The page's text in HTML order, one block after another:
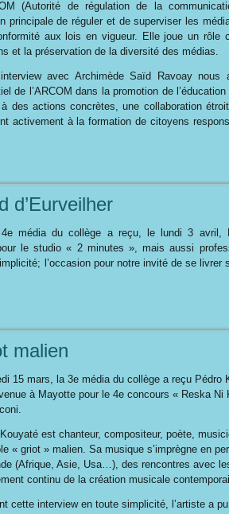
(Autorité de régulation de la
principale de réguler et de superviser les
aux lois en vigueur. Elle joue un rôle
et la préservation de la diversité des médias.
avec Archimède Saïd Ravoay
de l’ARCOM dans la promotion de
des actions concrètes, une collaboration
activement à la formation de citoyens
d’Eurveilher
média du collège a reçu, le lundi 3 avril,
le studio « 2 minutes », mais aussi
l’occasion pour notre invité de se livrer
malien
15 mars, la 3e média du collège a reçu Pédro
à Mayotte pour le 4e concours « Reska Ni
est chanteur, compositeur, poète,
« griot » malien. Sa musique s’imprègne en
(Afrique, Asie, Usa…), des rencontres avec
continu de la création musicale
cette interview en toute simplicité, l’artiste a